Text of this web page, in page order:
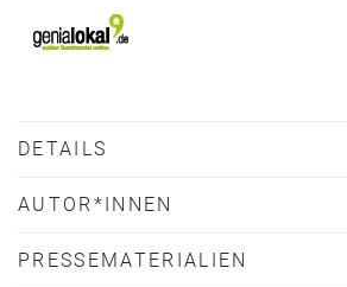
DETAILS
AUTOR*INNEN
PRESSEMATERIALIEN